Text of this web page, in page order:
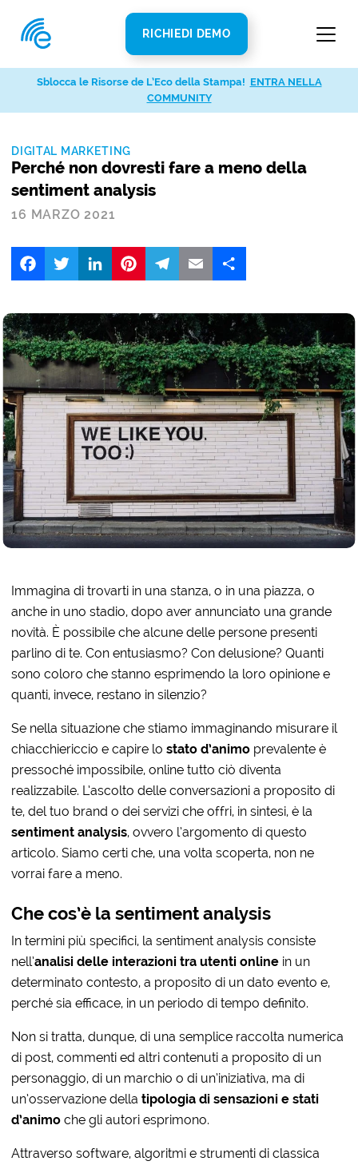
RICHIEDI DEMO
DIGITAL MARKETING
Perché non dovresti fare a meno della
sentiment analysis
16 MARZO 2021
FacebookTwitter LinkedIn
Immagina di trovarti in una stanza, o in una piazza, o
anche in uno stadio, dopo aver annunciato una grande
novità. È possibile che alcune delle persone presenti
parlino di te. Con entusiasmo? Con delusione? Quanti
sono coloro che stanno esprimendo la loro opinione e
quanti, invece, restano in silenzio?
Se nella situazione che stiamo immaginando misurare il
chiacchiericcio e capire lostato d’animo prevalente è
pressoché impossibile, online tutto ciò diventa
realizzabile. L’ascolto delle conversazioni a proposito di
te, del tuo brand o dei servizi che offri, in sintesi, è la
sentiment analysis, ovvero l’argomento di questo
articolo. Siamo certi che, una volta scoperta, non ne
vorrai fare a meno.
Che cos’è la sentiment analysis
In termini più specifici, la sentiment analysis consiste
nell’analisi delle interazioni tra utenti online in un
determinato contesto, a proposito di un dato evento e,
perché sia efficace, in un periodo di tempo definito.
Non si tratta, dunque, di una semplice raccolta numerica
di post, commenti ed altri contenuti a proposito di un
personaggio, di un marchio o di un’iniziativa, ma di
un’osservazione della tipologia di sensazioni e stati
d’animoche gli autori esprimono.
Attraverso software, algoritmi e strumenti di classica
Sblocca le Risorse de L’Eco della Stampa! ENTRA NELLA
COMMUNITY